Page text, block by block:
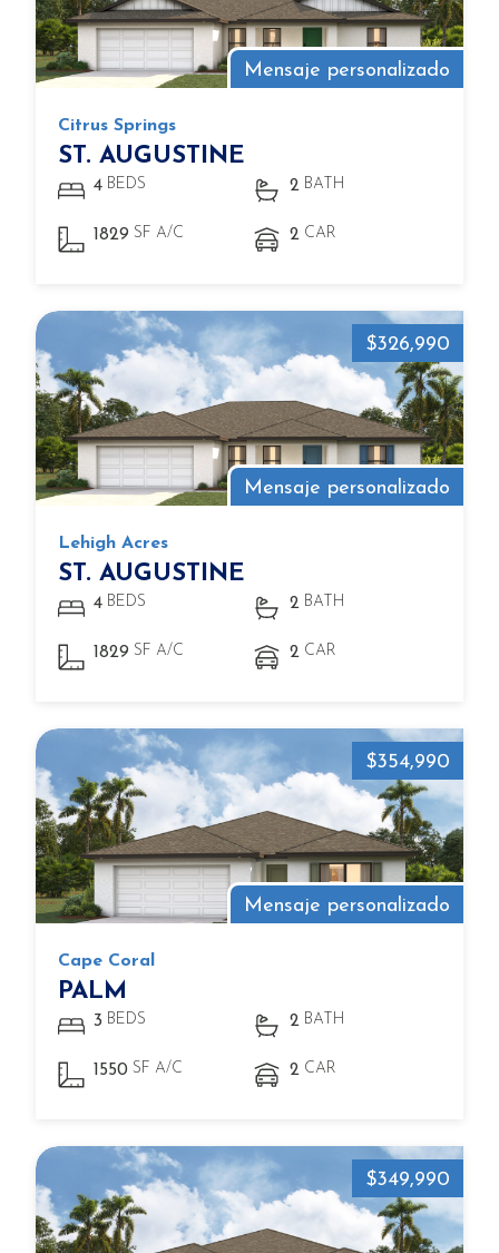
Mensaje personalizado
Citrus Springs
ST. AUGUSTINE
4 BEDS 2 BATH
1829 SF A/C 2 CAR
Mensaje personalizado
$326,990
Lehigh Acres
ST. AUGUSTINE
4 BEDS 2 BATH
1829 SF A/C 2 CAR
Mensaje personalizado
$354,990
Cape Coral
PALM
3 BEDS 2 BATH
1550 SF A/C 2 CAR
$349,990